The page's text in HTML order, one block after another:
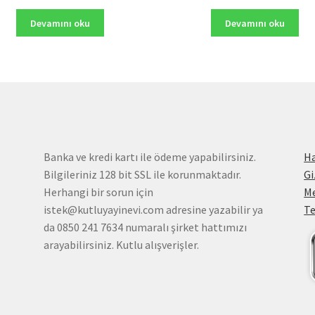
160,00₺.
128,00₺.
Devamını oku
265,00₺.
Devamını oku
Banka ve kredi kartı ile ödeme yapabilirsiniz.
Bilgileriniz 128 bit SSL ile korunmaktadır.
Herhangi bir sorun için
istek@kutluyayinevi.com adresine yazabilir ya
da 0850 241 7634 numaralı şirket hattımızı
arayabilirsiniz. Kutlu alışverişler.